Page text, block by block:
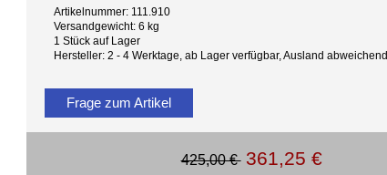
Artikelnummer: 111.910
Versandgewicht: 6 kg
1 Stück auf Lager
Hersteller: 2 - 4 Werktage, ab Lager verfügbar, Ausland abweichend
Frage zum Artikel
425,00 € 361,25 €